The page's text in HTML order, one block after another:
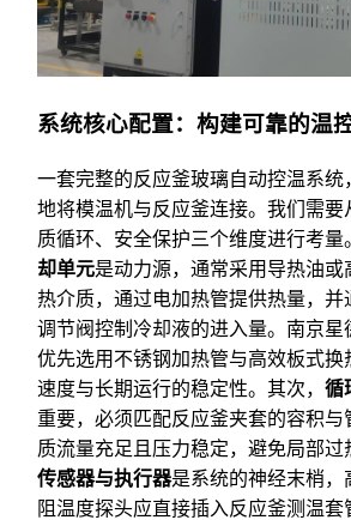
系统核心配置：构建可靠的温
一套完整的反应釜玻璃自动控温系
地将模温机与反应釜连接。我们需
质循环、安全保护三个维度进行考量
却单元是动力源，通常采用导热油
热介质，通过电加热管提供热量，
调节阀控制冷却液的进入量。南京
优先选用不锈钢加热管与高效板式
速度与长期运行的稳定性。其次， 循
重要，必须匹配反应釜夹套的容积
质流量充足且压力稳定，避免局部过
传感器与执行器是系统的神经末梢
阻温度探头应直接插入反应釜测温